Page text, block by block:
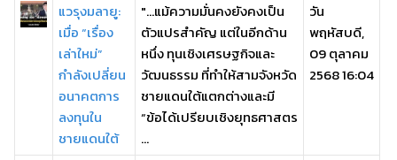
แวรุงมลายู:
เมื่อ “เรื่อง
เล่าใหม่”
กำลังเปลี่ยน
อนาคตการ
ลงทุนใน
ชายแดนใต้
"...แม้ความมั่นคงยังคงเป็น
ตัวแปรสำคัญ แต่ในอีกด้าน
หนึ่ง ทุนเชิงเศรษฐกิจและ
วัฒนธรรม ที่ทำให้สามจังหวัด
ชายแดนใต้แตกต่างและมี
“ข้อได้เปรียบเชิงยุทธศาสตร
...
วัน
พฤหัสบดี,
09 ตุลาคม
2568 16:04